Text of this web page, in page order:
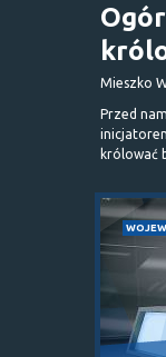
Mieszko
Przed
królować